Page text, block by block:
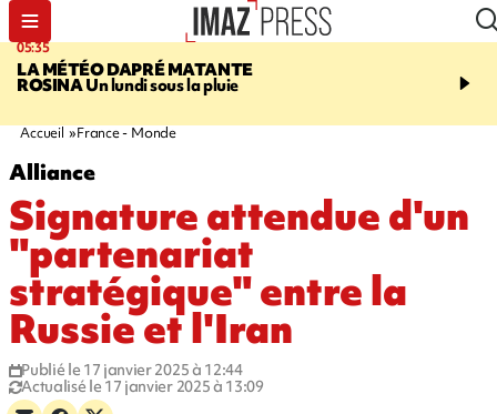
05:35
LA MÉTÉO DAPRÉ MATANTE
ROSINAUn lundi sous la pluie
07:47
ses deux enfants
Accueil France - Monde
Alliance
Signature attendue d'un
"partenariat
stratégique" entre la
Russie et l'Iran
Publié le 17 janvier 2025 à 12:44
Actualisé le 17 janvier 2025 à 13:09